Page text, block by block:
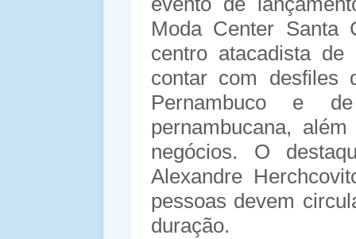
Moda Center Santa
centro atacadista
contar com desfiles
Pernambuco e
pernambucana,
negócios. O
Alexandre
pessoas devem
duração.